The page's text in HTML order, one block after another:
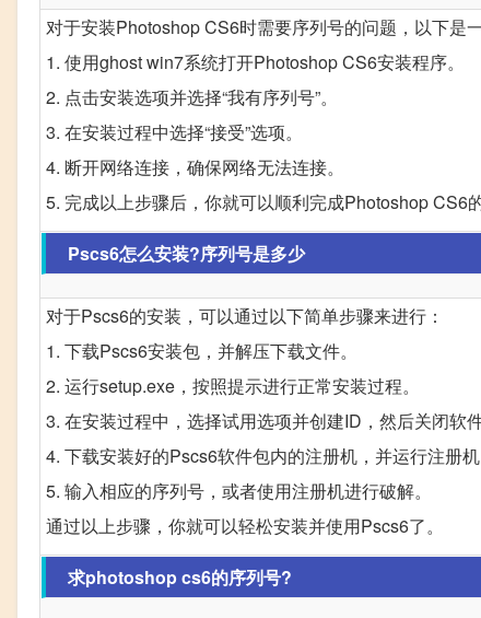
对于安装Photoshop CS6时需要序列号的问题，以下是
1. 使用ghost win7系统打开Photoshop CS6安装程序。
2. 点击安装选项并选择“我有序列号”。
3. 在安装过程中选择“接受”选项。
4. 断开网络连接，确保网络无法连接。
5. 完成以上步骤后，你就可以顺利完成Photoshop CS6
Pscs6怎么安装?序列号是多少
对于Pscs6的安装，可以通过以下简单步骤来进行：
1. 下载Pscs6安装包，并解压下载文件。
2. 运行setup.exe，按照提示进行正常安装过程。
3. 在安装过程中，选择试用选项并创建ID，然后关闭软件
4. 下载安装好的Pscs6软件包内的注册机，并运行注册机
5. 输入相应的序列号，或者使用注册机进行破解。
通过以上步骤，你就可以轻松安装并使用Pscs6了。
求photoshop cs6的序列号?